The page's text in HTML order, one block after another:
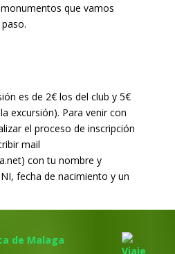
que vamos
es de 2€ los del club y 5€
excursión). Para venir con
el proceso de inscripción
mail
con tu nombre y
fecha de nacimiento y un
de Malaga